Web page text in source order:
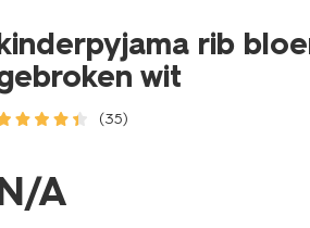
rib
wit
(35)
nachtmode/kinderpyjama-
rib-
bloemen-
A